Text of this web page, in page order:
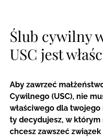
Ślub cywilny
USC jest
Aby zawrzeć
Cywilnego (USC), nie
właściwego dla
ty decydujesz, w
chcesz zawszeć związek